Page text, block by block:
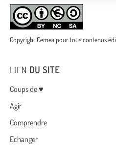
Copyright Cemea pour tous contenus
LIEN DU SITE
Menu
Coups de ♥
Agir
Comprendre
Echanger